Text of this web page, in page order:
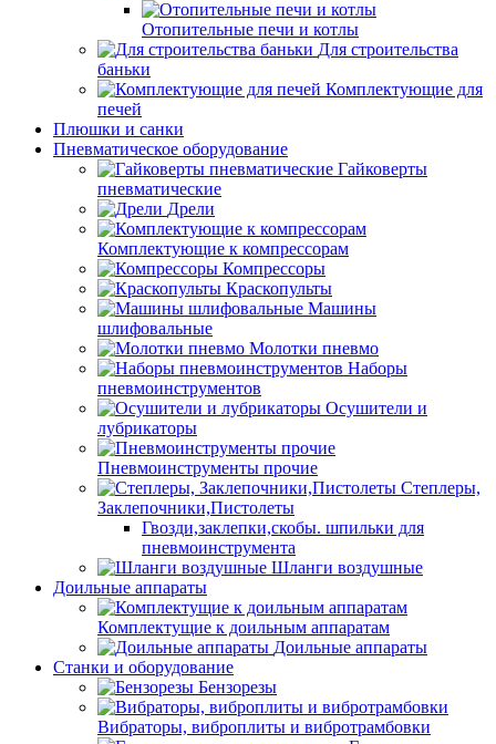
Отопительные печи и котлы
Для строительства
баньки
Комплектующие для
печей
Плюшки и санки
Пневматическое оборудование
Гайковерты
пневматические
Дрели
Комплектующие к компрессорам
Компрессоры
Краскопульты
Машины
шлифовальные
Молотки пневмо
Наборы
пневмоинструментов
Осушители и
лубрикаторы
Пневмоинструменты прочие
Степлеры,
Заклепочники,Пистолеты
Гвозди,заклепки,скобы. шпильки для
пневмоинструмента
Шланги воздушные
Доильные аппараты
Комплектущие к доильным аппаратам
Доильные аппараты
Станки и оборудование
Бензорезы
Вибраторы, виброплиты и вибротрамбовки